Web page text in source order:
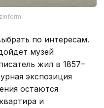
по интересам.
музей
жил в 1857–
экспозиция
остаются
и